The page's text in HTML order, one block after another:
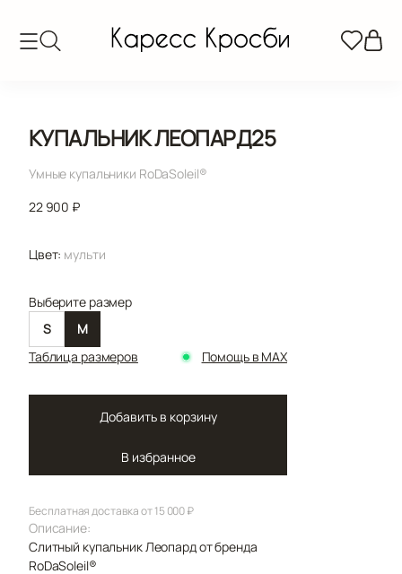
КУПАЛЬНИК ЛЕОПАРД25
Умные купальники RoDaSoleil®️
22 900 ₽
Цвет: мульти
Выберите размер
S
M
Таблица размеров
Помощь в MAX
Добавить в корзину
В избранное
Бесплатная доставка от 15 000 ₽
Описание:
Слитный купальник Леопард от бренда
RoDaSoleil®️